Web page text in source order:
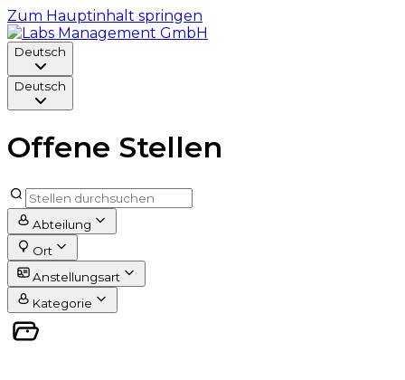
Zum Hauptinhalt springen
Deutsch
Deutsch
Offene Stellen
Abteilung
Ort
Anstellungsart
Kategorie